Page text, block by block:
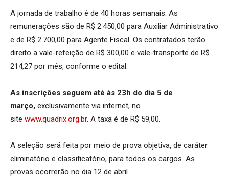
A jornada de trabalho é de 40 horas semanais. As
remunerações são de R$ 2.450,00 para Auxiliar Administrativo
e de R$ 2.700,00 para Agente Fiscal. Os contratados terão
direito a vale-refeição de R$ 300,00 e vale-transporte de R$
214,27 por mês, conforme o edital.
As inscrições seguem até às 23h do dia 5 de
março, exclusivamente via internet, no
site www.quadrix.org.br. A taxa é de R$ 59,00.
A seleção será feita por meio de prova objetiva, de caráter
eliminatório e classificatório, para todos os cargos. As
provas ocorrerão no dia 12 de abril.